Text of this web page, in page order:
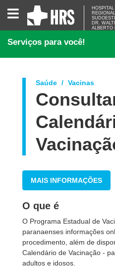
HOSPITAL
REGIONAL
DO
SUDOESTE<BR
WALTER
PECÓITS
HOSPITAL
DR.
ALBERTO
Serviços para você!
Saúde Vacinas
MAIS INFORMAÇÕES
O que é
O Programa Estadual de
paranaenses informações
procedimento, além de
Calendário de Vacinação -
adultos e idosos.